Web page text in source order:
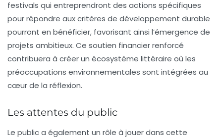
festivals qui entreprendront des actions spécifiques
pour répondre aux critères de développement durable
pourront en bénéficier, favorisant ainsi l’émergence de
projets ambitieux. Ce soutien financier renforcé
contribuera à créer un écosystème littéraire où les
préoccupations environnementales sont intégrées au
cœur de la réflexion.
Les attentes du public
Le public a également un rôle à jouer dans cette